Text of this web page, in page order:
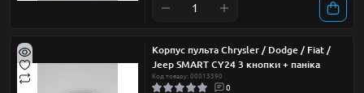
Корпус пульта Chrysler / Dodge / Fiat /
Jeep SMART CY24 3 кнопки + паніка
Код товару: 00013390
0